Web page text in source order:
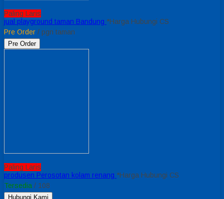
Paling Laris
jual playground taman Bandung *Harga Hubungi CS
Pre Order / pgn taman
Pre Order
Paling Laris
produsen Perosotan kolam renang *Harga Hubungi CS
Tersedia / 108
Hubungi Kami